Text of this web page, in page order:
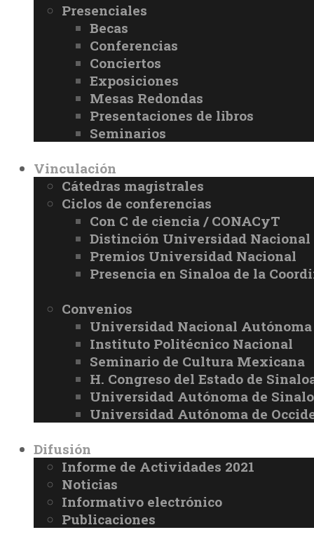
Presenciales
Becas
Conferencias
Conciertos
Exposiciones
Mesas Redondas
Presentaciones de libros
Seminarios
Vinculación
Cátedras magistrales
Ciclos de conferencias
Con C de ciencia / CONACyT
Distinción Universidad Nacional
Premios Universidad Nacional
Presencia en Sinaloa de la
Convenios
Universidad Nacional
Instituto Politécnico Nacional
Seminario de Cultura Mexicana
H. Congreso del Estado de
Universidad Autónoma de
Universidad Autónoma de
Difusión
Informe de Actividades 2021
Noticias
Informativo electrónico
Publicaciones